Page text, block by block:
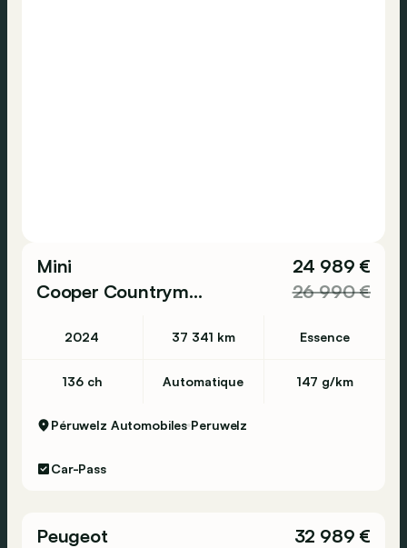
Mini
Cooper Countryman
24 989 €
26 990 €
2024 37 341 km Essence
136 ch Automatique 147 g/km
Péruwelz Automobiles Peruwelz
Car-Pass
Peugeot
32 989 €